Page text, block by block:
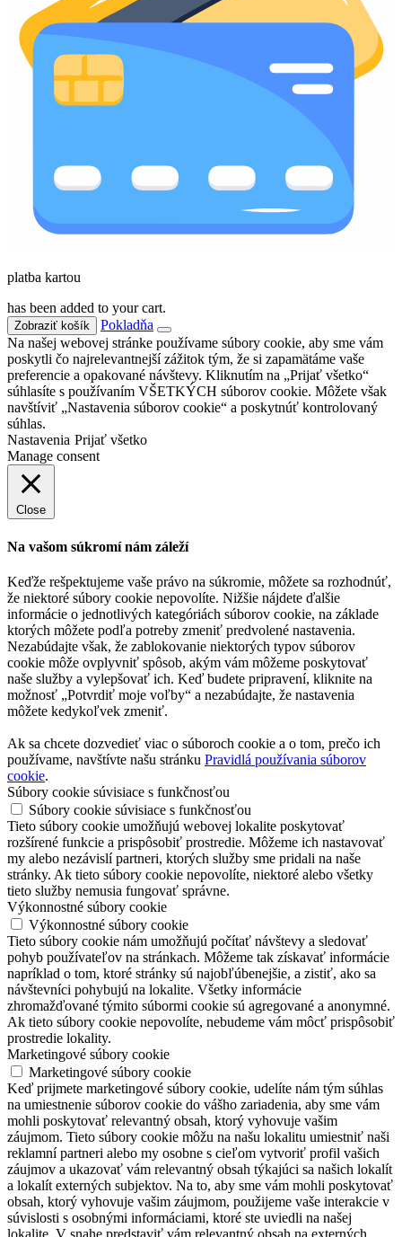
platba kartou
has been added to your cart.
Zobraziť košík
Pokladňa
Na našej webovej stránke používame súbory cookie, aby sme vám
poskytli čo najrelevantnejší zážitok tým, že si zapamätáme vaše
preferencie a opakované návštevy. Kliknutím na „Prijať všetko“
súhlasíte s používaním VŠETKÝCH súborov cookie. Môžete však
navštíviť „Nastavenia súborov cookie“ a poskytnúť kontrolovaný
súhlas.
Nastavenia Prijať všetko
Manage consent
Close
Na vašom súkromí nám záleží
Keďže rešpektujeme vaše právo na súkromie, môžete sa rozhodnúť,
že niektoré súbory cookie nepovolíte. Nižšie nájdete ďalšie
informácie o jednotlivých kategóriách súborov cookie, na základe
ktorých môžete podľa potreby zmeniť predvolené nastavenia.
Nezabúdajte však, že zablokovanie niektorých typov súborov
cookie môže ovplyvniť spôsob, akým vám môžeme poskytovať
naše služby a vylepšovať ich. Keď budete pripravení, kliknite na
možnosť „Potvrdiť moje voľby“ a nezabúdajte, že nastavenia
môžete kedykoľvek zmeniť.
Ak sa chcete dozvedieť viac o súboroch cookie a o tom, prečo ich
používame, navštívte našu stránku Pravidlá používania súborov
cookie.
Súbory cookie súvisiace s funkčnosťou
Súbory cookie súvisiace s funkčnosťou
Tieto súbory cookie umožňujú webovej lokalite poskytovať
rozšírené funkcie a prispôsobiť prostredie. Môžeme ich nastavovať
my alebo nezávislí partneri, ktorých služby sme pridali na naše
stránky. Ak tieto súbory cookie nepovolíte, niektoré alebo všetky
tieto služby nemusia fungovať správne.
Výkonnostné súbory cookie
Výkonnostné súbory cookie
Tieto súbory cookie nám umožňujú počítať návštevy a sledovať
pohyb používateľov na stránkach. Môžeme tak získavať informácie
napríklad o tom, ktoré stránky sú najobľúbenejšie, a zistiť, ako sa
návštevníci pohybujú na lokalite. Všetky informácie
zhromažďované týmito súbormi cookie sú agregované a anonymné.
Ak tieto súbory cookie nepovolíte, nebudeme vám môcť prispôsobiť
prostredie lokality.
Marketingové súbory cookie
Marketingové súbory cookie
Keď prijmete marketingové súbory cookie, udelíte nám tým súhlas
na umiestnenie súborov cookie do vášho zariadenia, aby sme vám
mohli poskytovať relevantný obsah, ktorý vyhovuje vašim
záujmom. Tieto súbory cookie môžu na našu lokalitu umiestniť naši
reklamní partneri alebo my osobne s cieľom vytvoriť profil vašich
záujmov a ukazovať vám relevantný obsah týkajúci sa našich lokalít
a lokalít externých subjektov. Na to, aby sme vám mohli poskytovať
obsah, ktorý vyhovuje vašim záujmom, použijeme vaše interakcie v
súvislosti s osobnými informáciami, ktoré ste uviedli na našej
lokalite. V snahe predstaviť vám relevantný obsah na externých